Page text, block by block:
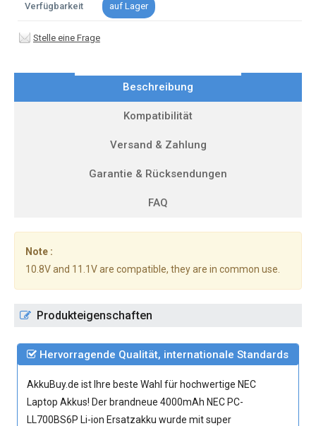
Verfügbarkeit auf Lager
Stelle eine Frage
Beschreibung
Kompatibilität
Versand & Zahlung
Garantie & Rücksendungen
FAQ
Note :
10.8V and 11.1V are compatible, they are in common use.
Produkteigenschaften
Hervorragende Qualität, internationale Standards
AkkuBuy.de ist Ihre beste Wahl für hochwertige NEC
Laptop Akkus! Der brandneue 4000mAh NEC PC-
LL700BS6P Li-ion Ersatzakku wurde mit super